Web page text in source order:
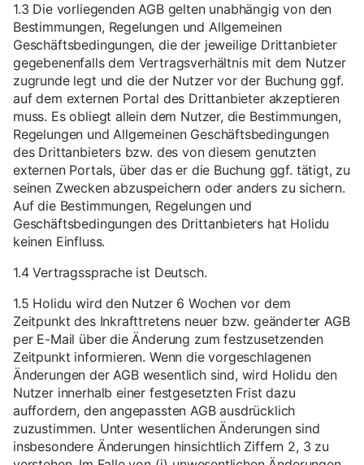
1.3 Die vorliegenden AGB gelten unabhängig von den
Bestimmungen, Regelungen und Allgemeinen
Geschäftsbedingungen, die der jeweilige Drittanbieter
gegebenenfalls dem Vertragsverhältnis mit dem Nutzer
zugrunde legt und die der Nutzer vor der Buchung ggf.
auf dem externen Portal des Drittanbieter akzeptieren
muss. Es obliegt allein dem Nutzer, die Bestimmungen,
Regelungen und Allgemeinen Geschäftsbedingungen
des Drittanbieters bzw. des von diesem genutzten
externen Portals, über das er die Buchung ggf. tätigt, zu
seinen Zwecken abzuspeichern oder anders zu sichern.
Auf die Bestimmungen, Regelungen und
Geschäftsbedingungen des Drittanbieters hat Holidu
keinen Einfluss.
1.4 Vertragssprache ist Deutsch.
1.5 Holidu wird den Nutzer 6 Wochen vor dem
Zeitpunkt des Inkrafttretens neuer bzw. geänderter AGB
per E-Mail über die Änderung zum festzusetzenden
Zeitpunkt informieren. Wenn die vorgeschlagenen
Änderungen der AGB wesentlich sind, wird Holidu den
Nutzer innerhalb einer festgesetzten Frist dazu
auffordern, den angepassten AGB ausdrücklich
zuzustimmen. Unter wesentlichen Änderungen sind
insbesondere Änderungen hinsichtlich Ziffern 2, 3 zu